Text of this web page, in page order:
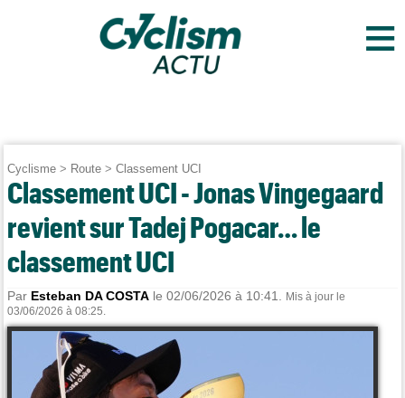
≡
Cyclisme > Route >Classement UCI
Classement UCI - Jonas Vingegaard
revient sur Tadej Pogacar… le
classement UCI
Par Esteban DA COSTA le 02/06/2026 à 10:41.
Mis à jour le
03/06/2026 à 08:25.